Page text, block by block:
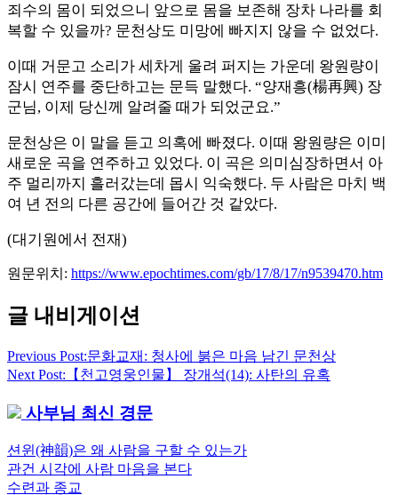
죄수의 몸이 되었으니 앞으로 몸을 보존해 장차 나라를 회
복할 수 있을까? 문천상도 미망에 빠지지 않을 수 없었다.
이때 거문고 소리가 세차게 울려 퍼지는 가운데 왕원량이
잠시 연주를 중단하고는 문득 말했다. “양재흥(楊再興) 장
군님, 이제 당신께 알려줄 때가 되었군요.”
문천상은 이 말을 듣고 의혹에 빠졌다. 이때 왕원량은 이미
새로운 곡을 연주하고 있었다. 이 곡은 의미심장하면서 아
주 멀리까지 흘러갔는데 몹시 익숙했다. 두 사람은 마치 백
여 년 전의 다른 공간에 들어간 것 같았다.
(대기원에서 전재)
원문위치 : https://www.epochtimes.com/gb/17/8/17/n9539470.htm
글 내비게이션
Previous Post:문화교재: 청사에 붉은 마음 남긴 문천상
Next Post: 【천고영웅인물】 장개석(14): 사탄의 유혹
사부님 최신 경문
션윈(神韻)은 왜 사람을 구할 수 있는가
관건 시각에 사람 마음을 본다
수련과 종교